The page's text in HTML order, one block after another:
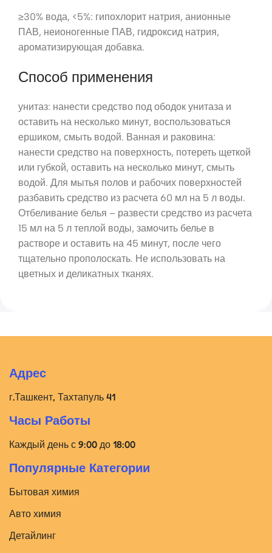
≥30% вода, <5%: гипохлорит натрия, анионные
ПАВ, неионогенные ПАВ, гидроксид натрия,
ароматизирующая добавка.
Способ применения
унитаз: нанести средство под ободок унитаза и
оставить на несколько минут, воспользоваться
ершиком, смыть водой. Ванная и раковина:
нанести средство на поверхность, потереть щеткой
или губкой, оставить на несколько минут, смыть
водой. Для мытья полов и рабочих поверхностей
разбавить средство из расчета 60 мл на 5 л воды.
Отбеливание белья – развести средство из расчета
15 мл на 5 л теплой воды, замочить белье в
растворе и оставить на 45 минут, после чего
тщательно прополоскать. Не использовать на
цветных и деликатных тканях.
Адрес
г.Ташкент, Тахтапуль 41
Часы Работы
Каждый день с 9:00 до 18:00
Популярные Категории
Бытовая химия
Авто химия
Детайлинг